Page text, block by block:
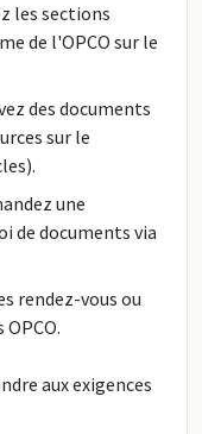
les sections
de l'OPCO sur le
des documents
sur le
une
de documents via
rendez-vous ou
aux exigences